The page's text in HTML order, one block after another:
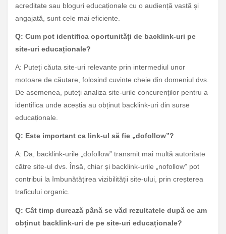
acreditate sau bloguri educaționale cu o audiență vastă și
angajată, sunt cele mai eficiente.
Q: Cum pot identifica oportunități de backlink-uri pe
site-uri educaționale?
A: Puteți căuta site-uri relevante prin intermediul unor
motoare de căutare, folosind cuvinte cheie din domeniul dvs.
De asemenea, puteți analiza site-urile concurenților pentru a
identifica unde aceștia au obținut backlink-uri din surse
educaționale.
Q: Este important ca link-ul să fie „dofollow”?
A: Da, backlink-urile „dofollow” transmit mai multă autoritate
către site-ul dvs. Însă, chiar și backlink-urile „nofollow” pot
contribui la îmbunătățirea vizibilității site-ului, prin creșterea
traficului organic.
Q: Cât timp durează până se văd rezultatele după ce am
obținut backlink-uri de pe site-uri educaționale?